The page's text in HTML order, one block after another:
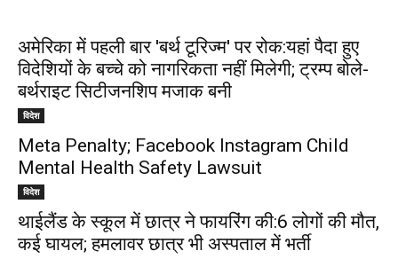
अमेरिका में पहली बार 'बर्थ टूरिज्म' पर रोक:यहां पैदा हुए
विदेशियों के बच्चे को नागरिकता नहीं मिलेगी; ट्रम्प बोले-
बर्थराइट सिटीजनशिप मजाक बनी
विदेश
Meta Penalty; Facebook Instagram Child
Mental Health Safety Lawsuit
विदेश
थाईलैंड के स्कूल में छात्र ने फायरिंग की:6 लोगों की मौत,
कई घायल; हमलावर छात्र भी अस्पताल में भर्ती